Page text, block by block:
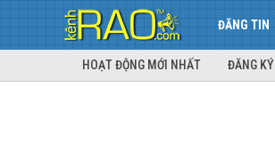
ĐĂNG TIN
HOẠT ĐỘNG MỚI NHẤT ĐĂNG KÝ